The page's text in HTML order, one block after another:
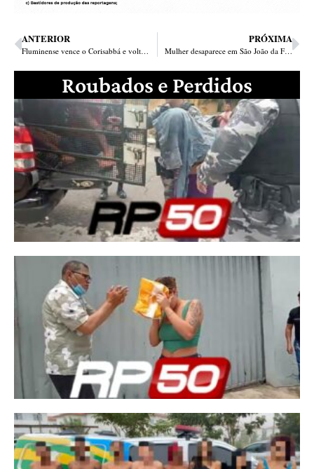
ANTERIOR
Fluminense vence o Corisabbá e volta a liderança do Piauiense
PRÓXIMA
Mulher desaparece em São João da Fronteira e é encontrada morta no Ceará
Roubados e Perdidos